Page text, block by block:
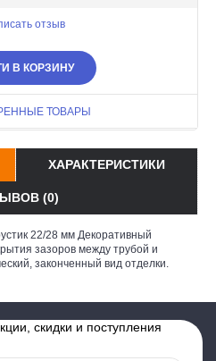
отзыв
В КОРЗИНУ
ТОВАРЫ
ХАРАКТЕРИСТИКИ
(0)
22/28 мм Декоративный
зазоров между трубой и
законченный вид отделки.
скидки и поступления